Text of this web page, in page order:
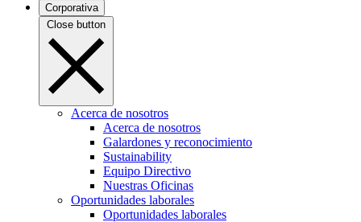
Corporativa
Close button
Acerca de nosotros
Acerca de nosotros
Galardones y reconocimiento
Sustainability
Equipo Directivo
Nuestras Oficinas
Oportunidades laborales
Oportunidades laborales